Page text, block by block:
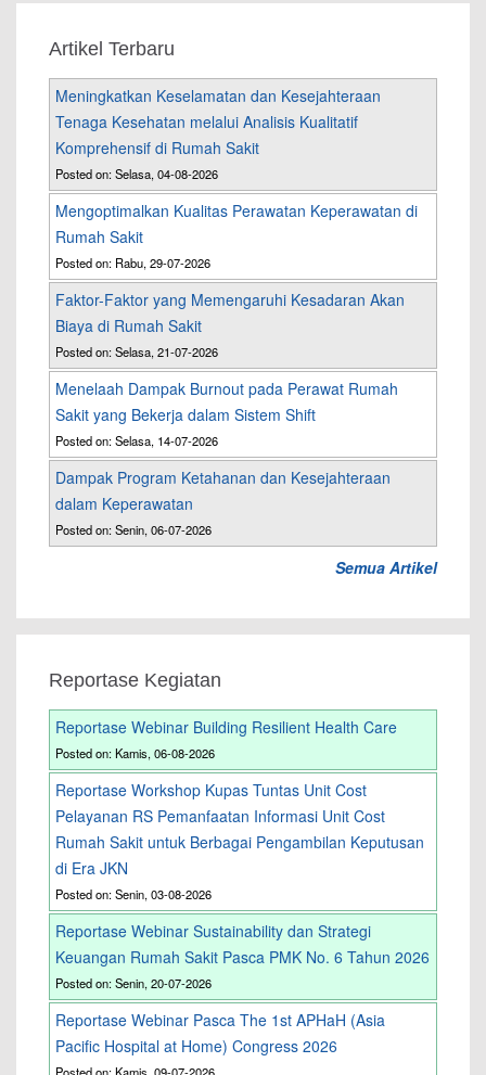
Artikel Terbaru
Meningkatkan Keselamatan dan Kesejahteraan
Tenaga Kesehatan melalui Analisis Kualitatif
Komprehensif di Rumah Sakit
Posted on: Selasa, 04-08-2026
Mengoptimalkan Kualitas Perawatan Keperawatan di
Rumah Sakit
Posted on: Rabu, 29-07-2026
Faktor-Faktor yang Memengaruhi Kesadaran Akan
Biaya di Rumah Sakit
Posted on: Selasa, 21-07-2026
Menelaah Dampak Burnout pada Perawat Rumah
Sakit yang Bekerja dalam Sistem Shift
Posted on: Selasa, 14-07-2026
Dampak Program Ketahanan dan Kesejahteraan
dalam Keperawatan
Posted on: Senin, 06-07-2026
Semua Artikel
Reportase Kegiatan
Reportase Webinar Building Resilient Health Care
Posted on: Kamis, 06-08-2026
Reportase Workshop Kupas Tuntas Unit Cost
Pelayanan RS Pemanfaatan Informasi Unit Cost
Rumah Sakit untuk Berbagai Pengambilan Keputusan
di Era JKN
Posted on: Senin, 03-08-2026
Reportase Webinar Sustainability dan Strategi
Keuangan Rumah Sakit Pasca PMK No. 6 Tahun 2026
Posted on: Senin, 20-07-2026
Reportase Webinar Pasca The 1st APHaH (Asia
Pacific Hospital at Home) Congress 2026